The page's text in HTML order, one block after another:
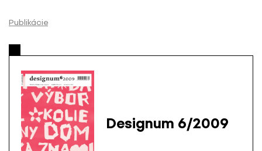
Publikácie
Designum 6/2009